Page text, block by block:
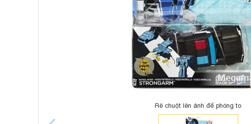
Rê chuột lên ảnh để phóng to